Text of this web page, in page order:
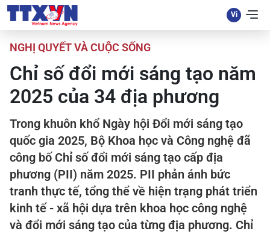
NGHỊ QUYẾT VÀ CUỘC SỐNG
Chỉ số đổi mới sáng tạo năm
2025 của 34 địa phương
Trong khuôn khổ Ngày hội Đổi mới sáng tạo
quốc gia 2025, Bộ Khoa học và Công nghệ đã
công bố Chỉ số đổi mới sáng tạo cấp địa
phương (PII) năm 2025. PII phản ánh bức
tranh thực tế, tổng thể về hiện trạng phát triển
kinh tế - xã hội dựa trên khoa học công nghệ
và đổi mới sáng tạo của từng địa phương. Chỉ